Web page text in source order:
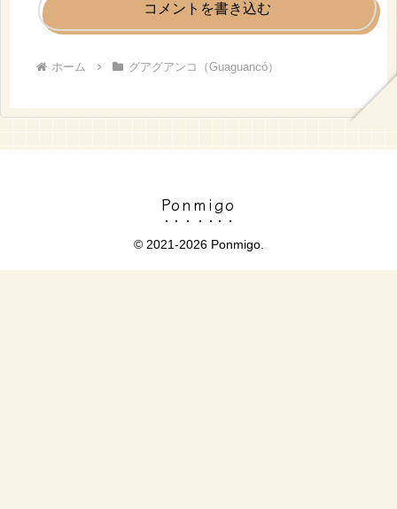
コメントを書き込む
ホーム グアグアンコ（Guaguancó）
Ponmigo
© 2021-2026 Ponmigo.